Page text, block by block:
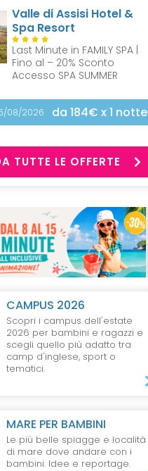
Valle di Assisi Hotel &
Spa Resort
Last Minute in FAMILY SPA |
Fino al – 20% Sconto
Accesso SPA SUMMER
08/2026 da 184€ x 1 notte
TUTTE LE OFFERTE
CAMPUS 2026
Scopri i campus dell'estate
2026 per bambini e ragazzi e
scegli quello più adatto tra
camp d'inglese, sport o
tematici.
MARE PER BAMBINI
Le più belle spiagge e località
di mare dove andare con i
bambini. Idee e reportage.